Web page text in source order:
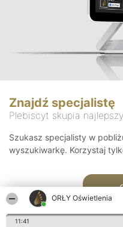
ORŁY Oświetlenia
11:41
Znajdź specjalistę
Plebiscyt skupia
Szukasz specjalisty w
wyszukiwarkę. Korzystaj